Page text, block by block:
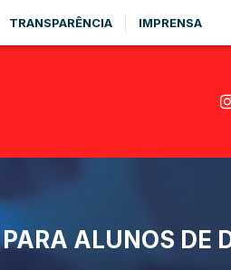
TRANSPARÊNCIA IMPRENSA
ALUNOS DE